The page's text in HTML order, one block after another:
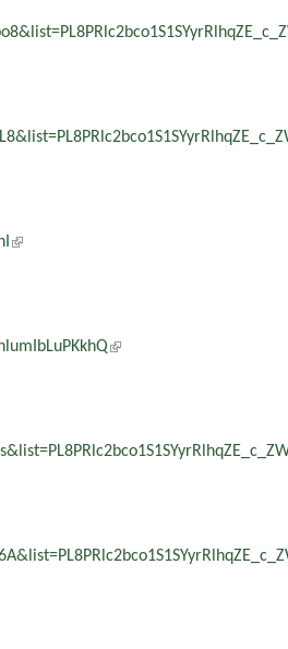
(külső hivatkozás)
(külső hivatkozás)